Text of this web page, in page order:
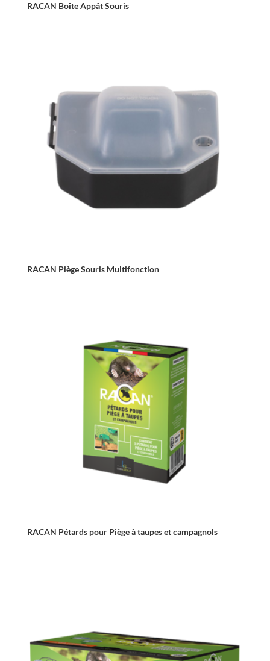
RACAN Boîte Appât Souris
RACAN Piège Souris Multifonction
RACAN Pétards pour Piège à taupes et campagnols